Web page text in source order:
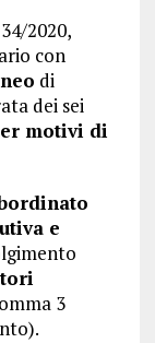
2020,
con
di
dei sei
motivi di
e
3